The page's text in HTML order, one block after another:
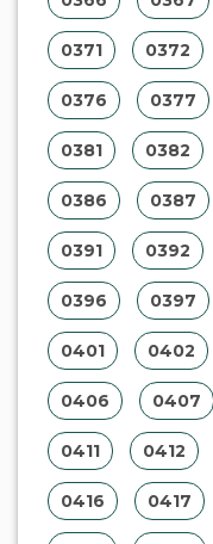
0371 0372
0376 0377
0381 0382
0386 0387
0391 0392
0396 0397
0401 0402
0406 0407
0411 0412
0416 0417